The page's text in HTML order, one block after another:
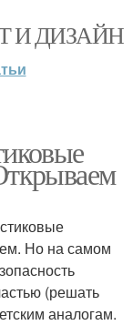
И ДИЗАЙН
Но на самом
(решать
аналогам.